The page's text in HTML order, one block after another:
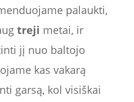
palaukti,
treji metai, ir
jį nuo baltojo
kas vakarą
garsą, kol visiškai